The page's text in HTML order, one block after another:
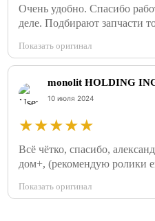
Очень удобно. Спасибо
деле. Подбирают запчасти
Показать оригинал
monolit HOLDING
10 июля 2024
★★★★★
Всё чётко, спасибо,
дом+, (рекомендую ролики
Показать оригинал